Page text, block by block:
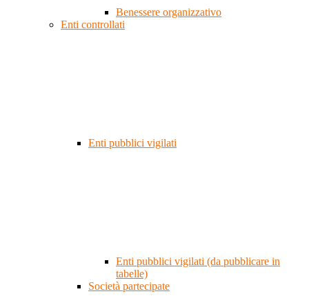
Benessere organizzativo
Enti controllati
Enti pubblici vigilati
Enti pubblici vigilati (da pubblicare in
tabelle)
Società partecipate